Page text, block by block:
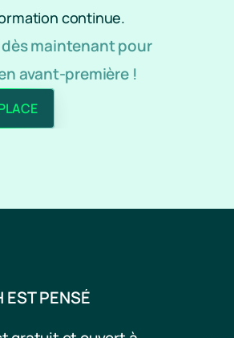
continue.
maintenant pour
avant-première !
EST PENSÉ